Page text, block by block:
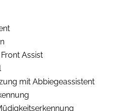
Assist
mit Abbiegeassistent